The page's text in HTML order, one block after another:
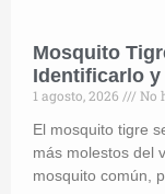
Mosquito
Identificarlo
1 agosto, 2026
No
El mosquito tigre
más molestos del
mosquito común,